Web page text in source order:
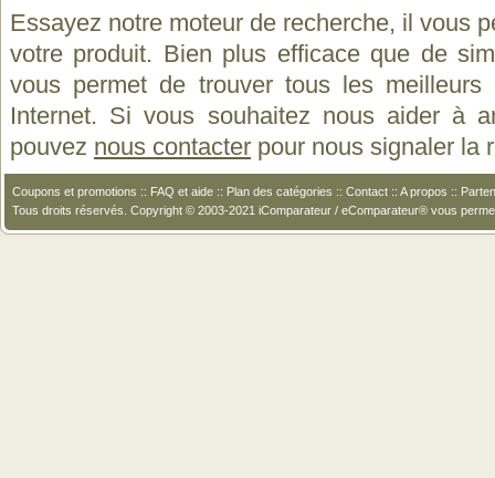
Essayez notre moteur de recherche, il vous
votre produit. Bien plus efficace que de
vous permet de trouver tous les
Internet. Si vous souhaitez nous aider à
pouvez nous contacter pour nous signaler la
Coupons et promotions :: FAQ et aide :: Plan des catégories :: Contact :: A propos ::
Tous droits réservés. Copyright © 2003-2021 iComparateur / eComparateur® vous